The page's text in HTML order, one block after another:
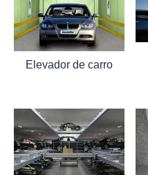
Elevador de carro